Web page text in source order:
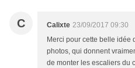
C Calixte 23/09/2017 09:30
Merci pour cette belle idée
photos, qui donnent
de monter les escaliers du